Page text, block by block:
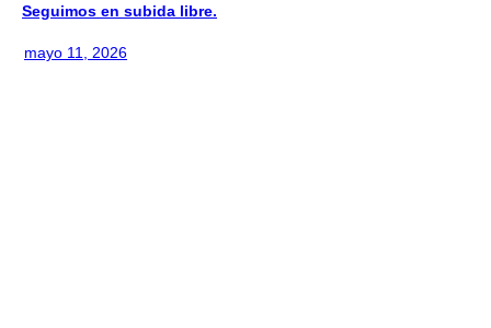
Seguimos en subida libre.
mayo 11, 2026